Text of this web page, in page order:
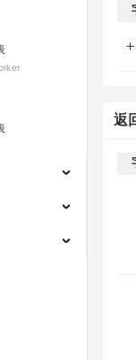
返